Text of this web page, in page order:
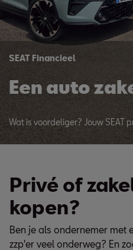
SEAT Financieel
Een auto
Wat is voordeliger? Jouw SEAT
Privé of
kopen?
Ben je als ondernemer met
zzp'er veel onderweg? En